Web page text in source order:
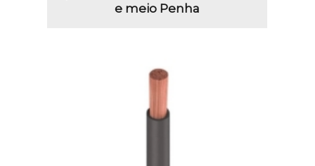
e meio Penha